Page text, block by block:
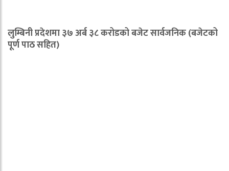
लुम्बिनी प्रदेशमा ३७ अर्ब ३८ करोडको बजेट सार्वजनिक (बजेटको
पूर्ण पाठ सहित)